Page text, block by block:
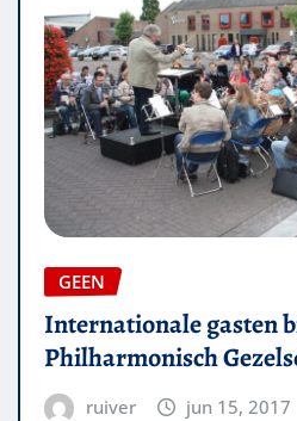
GEEN
Internationale gasten
Philharmonisch
ruiver jun 15, 2017